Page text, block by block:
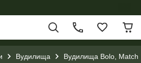
Вудилища Вудилища Bolo, Match